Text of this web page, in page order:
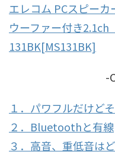
エレコム PCスピー
ウーファー付き
131BK[MS131BK]
-
１．パワフルだけど
２．Bluetoothと有線
３．高音、重低音は